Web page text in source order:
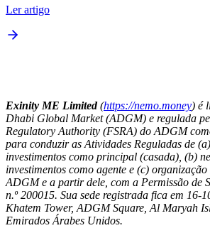
Ler artigo
Exinity ME Limited(https://nemo.money) é
Dhabi Global Market (ADGM) e regulada
Regulatory Authority (FSRA) do ADGM
para conduzir as Atividades Reguladas de
investimentos como principal (casada), (b)
investimentos como agente e (c)
ADGM e a partir dele, com a Permissão de
n.º 200015. Sua sede registrada fica em 16-
Khatem Tower, ADGM Square, Al Maryah
Emirados Árabes Unidos.